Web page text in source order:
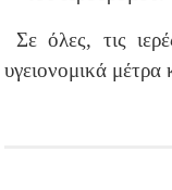
Σε όλες, τις
υγειονομικά